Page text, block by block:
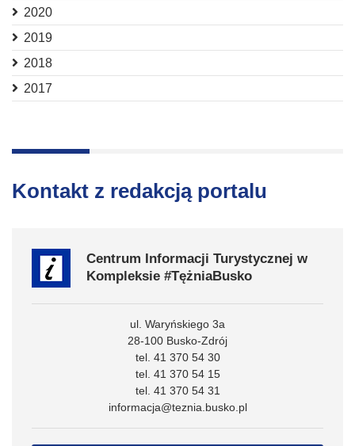
2020
2019
2018
2017
Kontakt z redakcją portalu
Centrum Informacji Turystycznej w
Kompleksie #TężniaBusko
ul. Waryńskiego 3a
28-100 Busko-Zdrój
tel. 41 370 54 30
tel. 41 370 54 15
tel. 41 370 54 31
informacja@teznia.busko.pl